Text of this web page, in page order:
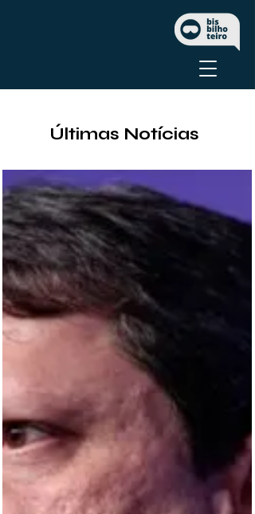
Últimas Notícias